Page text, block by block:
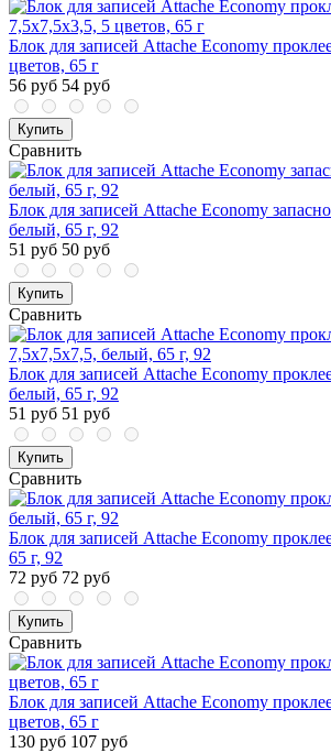
Блок для записей Attache Economy
цветов, 65 г
56 руб 54 руб
Купить
Сравнить
Блок для записей Attache Economy
белый, 65 г, 92
51 руб 50 руб
Купить
Сравнить
Блок для записей Attache Economy
белый, 65 г, 92
51 руб 51 руб
Купить
Сравнить
Блок для записей Attache Economy
65 г, 92
72 руб 72 руб
Купить
Сравнить
Блок для записей Attache Economy
цветов, 65 г
130 руб 107 руб